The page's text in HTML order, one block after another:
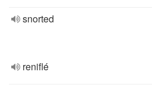
snorted
reniflé